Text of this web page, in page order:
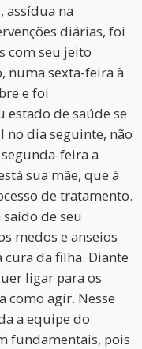
assídua na
diárias, foi
com seu jeito
numa sexta-feira à
e foi
estado de saúde se
no dia seguinte, não
feira a
sua mãe, que à
de tratamento.
de seu
medos e anseios
cura da filha. Diante
ligar para os
como agir. Nesse
a equipe do
fundamentais, pois